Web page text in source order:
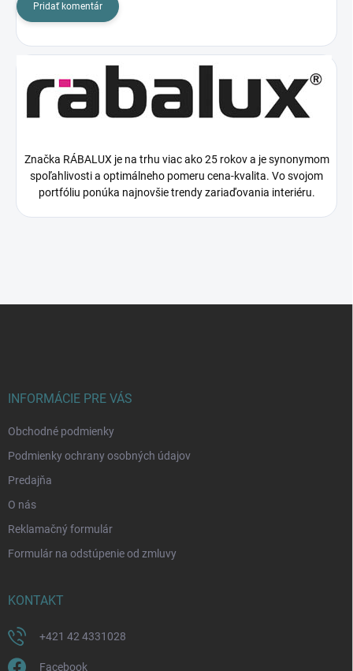
Pridať komentár
Značka RÁBALUX je na trhu viac ako 25 rokov a je synonymom
spoľahlivosti a optimálneho pomeru cena-kvalita. Vo svojom
portfóliu ponúka najnovšie trendy zariaďovania interiéru.
INFORMÁCIE PRE VÁS
Obchodné podmienky
Podmienky ochrany osobných údajov
Predajňa
O nás
Reklamačný formulár
Formulár na odstúpenie od zmluvy
KONTAKT
+421 42 4331028
Facebook